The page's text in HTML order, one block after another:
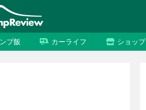
プ飯 カーライフ ショップ